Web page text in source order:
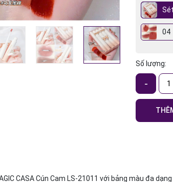
04
Số lượng:
-
CASA Cún Cam LS-21011 với bảng màu đa